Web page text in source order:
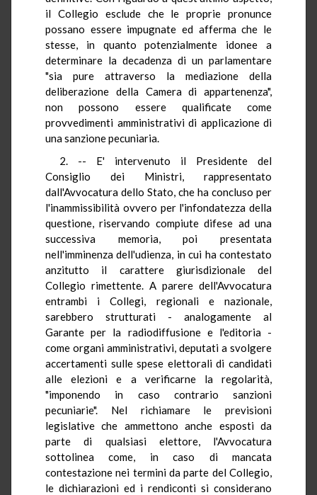
il Collegio esclude che le proprie pronunce
possano essere impugnate ed afferma che le
stesse, in quanto potenzialmente idonee a
determinare la decadenza di un parlamentare
"sia pure attraverso la mediazione della
deliberazione della Camera di appartenenza",
non possono essere qualificate come
provvedimenti amministrativi di applicazione di
una sanzione pecuniaria.
2. -- E' intervenuto il Presidente del
Consiglio dei Ministri, rappresentato
dall'Avvocatura dello Stato, che ha concluso per
l'inammissibilità ovvero per l'infondatezza della
questione, riservando compiute difese ad una
successiva memoria, poi presentata
nell'imminenza dell'udienza, in cui ha contestato
anzitutto il carattere giurisdizionale del
Collegio rimettente. A parere dell'Avvocatura
entrambi i Collegi, regionali e nazionale,
sarebbero strutturati - analogamente al
Garante per la radiodiffusione e l'editoria -
come organi amministrativi, deputati a svolgere
accertamenti sulle spese elettorali di candidati
alle elezioni e a verificarne la regolarità,
"imponendo in caso contrario sanzioni
pecuniarie". Nel richiamare le previsioni
legislative che ammettono anche esposti da
parte di qualsiasi elettore, l'Avvocatura
sottolinea come, in caso di mancata
contestazione nei termini da parte del Collegio,
le dichiarazioni ed i rendiconti si considerano